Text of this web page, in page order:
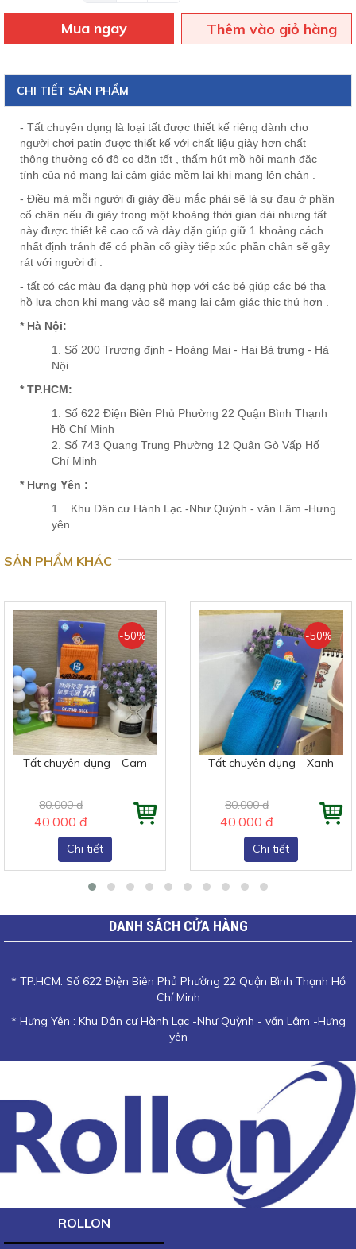
Mua ngay Thêm vào giỏ hàng
CHI TIẾT SẢN PHẨM
- Tất chuyên dụng là loại tất được thiết kế riêng dành cho
người chơi patin được thiết kế với chất liệu giày hơn chất
thông thường có độ co dãn tốt , thấm hút mồ hôi mạnh đặc
tính của nó mang lại cảm giác mềm lại khi mang lên chân .
- Điều mà mỗi người đi giày đều mắc phải sẽ là sự đau ở phần
cổ chân nếu đi giày trong một khoảng thời gian dài nhưng tất
này được thiết kế cao cổ và dày dặn giúp giữ 1 khoảng cách
nhất định tránh để có phần cổ giày tiếp xúc phần chân sẽ gây
rát với người đi .
- tất có các màu đa dạng phù hợp với các bé giúp các bé tha
hồ lựa chọn khi mang vào sẽ mang lại cảm giác thic thú hơn .
* Hà Nội:
Số 200 Trương định - Hoàng Mai - Hai Bà trưng - Hà
Nội
* TP.HCM:
Số 622 Điện Biên Phủ Phường 22 Quận Bình Thạnh
Hồ Chí Minh
Số 743 Quang Trung Phường 12 Quận Gò Vấp Hố
Chí Minh
* Hưng Yên :
Khu Dân cư Hành Lạc -Như Quỳnh - văn Lâm -Hưng
yên
SẢN PHẨM KHÁC
-50%
Tất chuyên dụng - Cam
80.000 đ
40.000 đ
Chi tiết
-50%
Tất chuyên dụng - Xanh
80.000 đ
40.000 đ
Chi tiết
DANH SÁCH CỬA HÀNG
* TP.HCM: Số 622 Điện Biên Phủ Phường 22 Quận Bình Thạnh Hồ
Chí Minh
* Hưng Yên : Khu Dân cư Hành Lạc -Như Quỳnh - văn Lâm -Hưng
yên
ROLLON